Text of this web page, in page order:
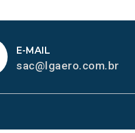
E-MAIL
sac@lgaero.com.br